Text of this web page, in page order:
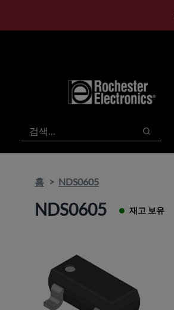
검색
검색
홈 NDS0605
NDS0605 재고 보유